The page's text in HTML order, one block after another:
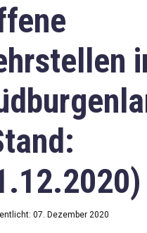
07. Dezember 2020